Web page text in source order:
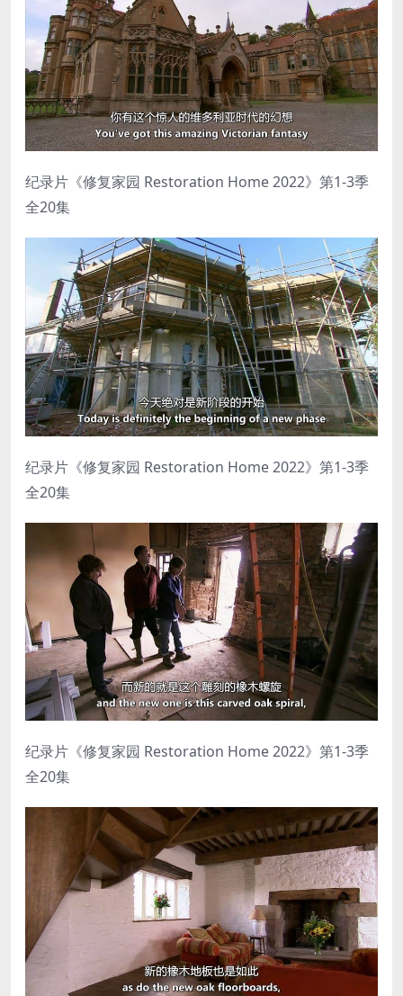
纪录片《修复家园 Restoration Home 2022》第1-3季
全20集
纪录片《修复家园 Restoration Home 2022》第1-3季
全20集
纪录片《修复家园 Restoration Home 2022》第1-3季
全20集